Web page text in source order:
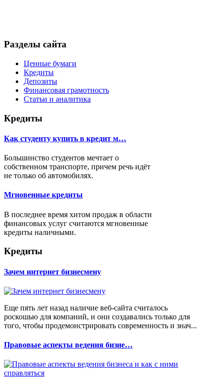
Разделы сайта
Ценные бумаги
Кредиты
Депозиты
Финансовая грамотность
Статьи и аналитика
Кредиты
Как студенту купить в кредит м…
Большинство студентов мечтает о
собственном транспорте, причем речь идёт
не только об автомобилях.
Мгновенные кредиты
В последнее время хитом продаж в области
финансовых услуг считаются мгновенные
кредиты наличными.
Кредиты
Зачем интернет бизнесмену
Еще пять лет назад наличие веб-сайта считалось
роскошью для компаний, и они создавались только для
того, чтобы продемонстрировать современность и знач...
Правовые аспекты ведения бизне…